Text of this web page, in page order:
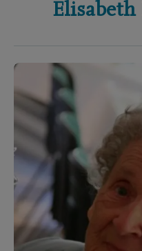
Elisabeth